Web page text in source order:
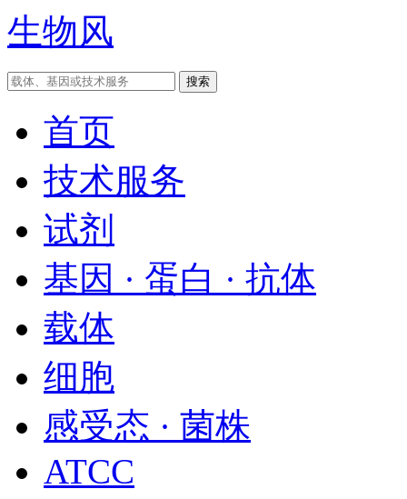
生物风
首页
技术服务
试剂
基因 · 蛋白 · 抗体
载体
细胞
感受态 · 菌株
ATCC